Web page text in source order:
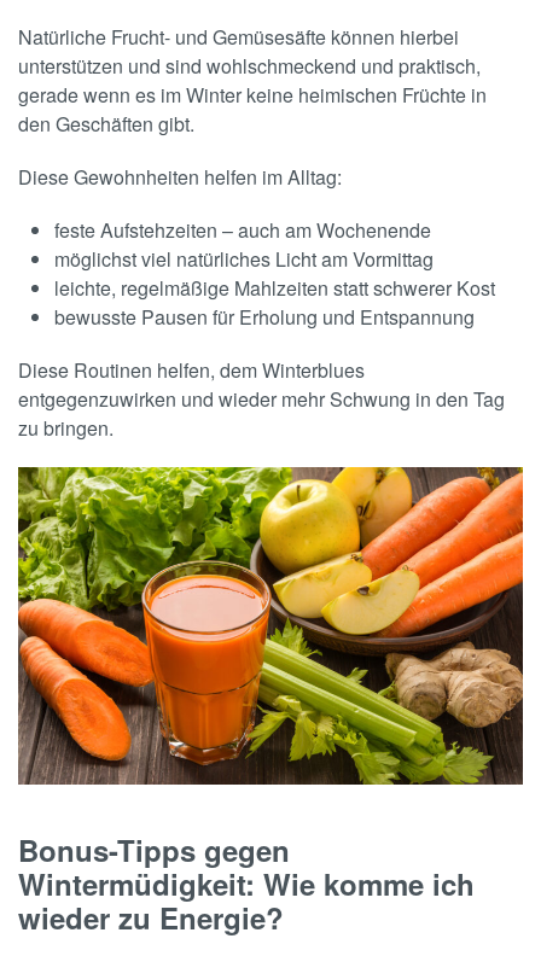
Natürliche Frucht- und Gemüsesäfte können hierbei
unterstützen und sind wohlschmeckend und praktisch,
gerade wenn es im Winter keine heimischen Früchte in
den Geschäften gibt.
Diese Gewohnheiten helfen im Alltag:
feste Aufstehzeiten – auch am Wochenende
möglichst viel natürliches Licht am Vormittag
leichte, regelmäßige Mahlzeiten statt schwerer Kost
bewusste Pausen für Erholung und Entspannung
Diese Routinen helfen, dem Winterblues
entgegenzuwirken und wieder mehr Schwung in den Tag
zu bringen.
Bonus-Tipps gegen
Wintermüdigkeit: Wie komme ich
wieder zu Energie?